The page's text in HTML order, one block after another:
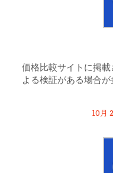
価格比較サイトに掲
よる検証がある場合
10月